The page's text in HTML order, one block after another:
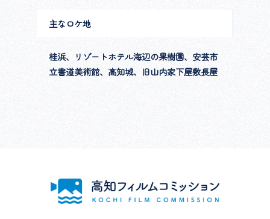
主なロケ地
桂浜、リゾートホテル海辺の果樹園、安芸市
立書道美術館、高知城、旧山内家下屋敷長屋